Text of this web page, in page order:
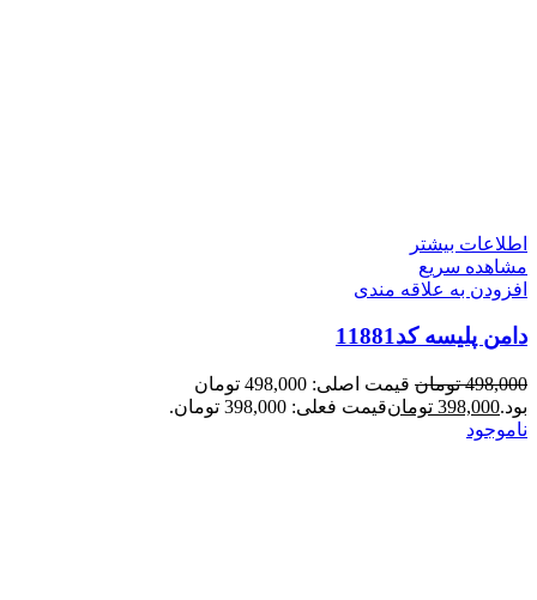
اطلاعات بیشتر
مشاهده سریع
افزودن به علاقه مندی
دامن پلیسه کد11881
498,000 تومان
قیمت اصلی: 498,000 تومان
بود.398,000 تومانقیمت فعلی: 398,000 تومان.
ناموجود